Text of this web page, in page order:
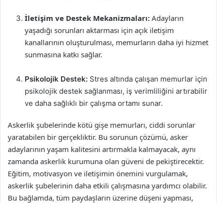
İletişim ve Destek Mekanizmaları: Adayların
yaşadığı sorunları aktarması için açık iletişim
kanallarının oluşturulması, memurların daha iyi hizmet
sunmasına katkı sağlar.
Psikolojik Destek: Stres altında çalışan memurlar için
psikolojik destek sağlanması, iş verimliliğini artırabilir
ve daha sağlıklı bir çalışma ortamı sunar.
Askerlik şubelerinde kötü gişe memurları, ciddi sorunlar
yaratabilen bir gerçekliktir. Bu sorunun çözümü, asker
adaylarının yaşam kalitesini artırmakla kalmayacak, aynı
zamanda askerlik kurumuna olan güveni de pekiştirecektir.
Eğitim, motivasyon ve iletişimin önemini vurgulamak,
askerlik şubelerinin daha etkili çalışmasına yardımcı olabilir.
Bu bağlamda, tüm paydaşların üzerine düşeni yapması,